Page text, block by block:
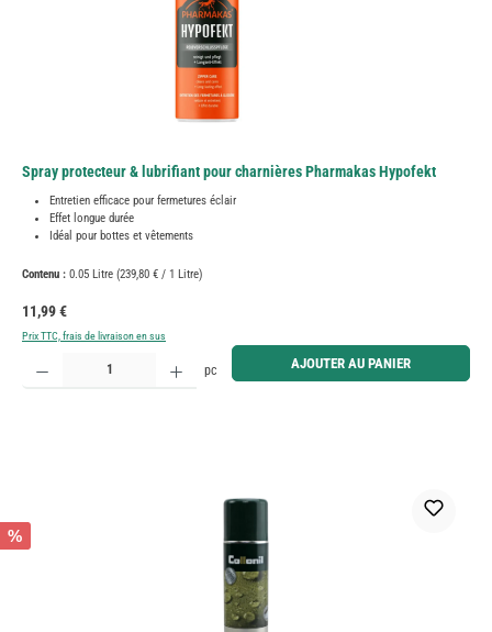
Spray protecteur & lubrifiant pour charnières Pharmakas Hypofekt
Entretien efficace pour fermetures éclair
Effet longue durée
Idéal pour bottes et vêtements
Contenu : 0.05 Litre (239,80 € / 1 Litre)
Prix régulier :
11,99 €
Prix TTC, frais de livraison en sus
Quantité de produit : Entrez la quantité souhaitée ou utilisez les boutons pour augmenter ou
pc AJOUTER AU PANIER
%